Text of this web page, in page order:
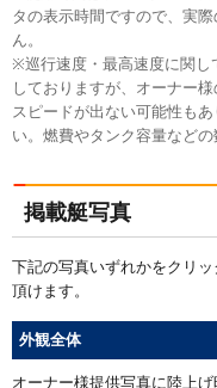
タの表示時間ですので、実
ん。
※巡行速度・最高速度に関し
しておりますが、オーナー
スピードが出ない可能性も
い。燃費やタンク容量などの
掲載艇写真
下記の写真いずれかをクリ
頂けます。
外観全体
オーナー様提供写真に陸上